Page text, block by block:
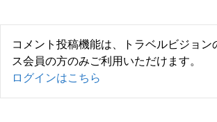
コメント投稿機能は、トラベルビジョン
ス会員の方のみご利用いただけます。
ログインはこちら